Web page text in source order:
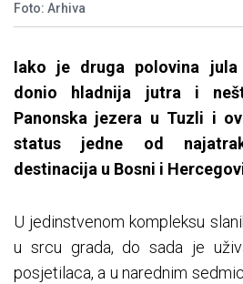
Foto: Arhiva
Iako je druga polovina
donio hladnija jutra i
Panonska jezera u Tuzli i
status jedne od
destinacija u Bosni i
U jedinstvenom kompleksu
u srcu grada, do sada je
posjetilaca, a u narednim